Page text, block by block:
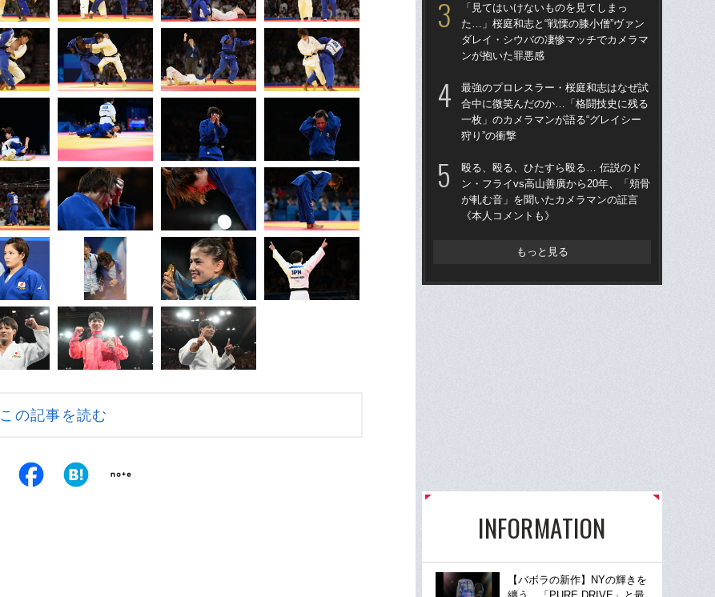
この記事を読む
「見てはいけないものを見てしまっ
た…」桜庭和志と“戦慄の膝小僧”ヴァン
ダレイ・シウバの凄惨マッチでカメラマ
ンが抱いた罪悪感
最強のプロレスラー・桜庭和志はなぜ試
合中に微笑んだのか…「格闘技史に残る
一枚」のカメラマンが語る“グレイシー
狩り”の衝撃
殴る、殴る、ひたすら殴る… 伝説のド
ン・フライvs高山善廣から20年、「頬骨
が軋む音」を聞いたカメラマンの証言
《本人コメントも》
もっと見る
INFORMATION
【バボラの新作】NYの輝きを